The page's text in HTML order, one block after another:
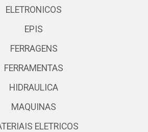
ELETRONICOS
EPIS
FERRAGENS
FERRAMENTAS
HIDRAULICA
MAQUINAS
ELETRICOS